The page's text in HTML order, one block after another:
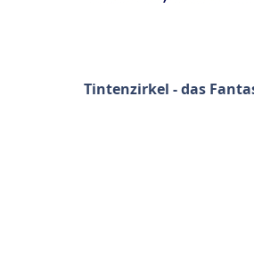
Tintenzirkel - das